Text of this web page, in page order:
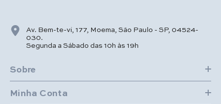
Av. Bem-te-vi, 177, Moema, São Paulo - SP, 04524-
030.
Segunda a Sábado das 10h às 19h
Sobre
Minha Conta